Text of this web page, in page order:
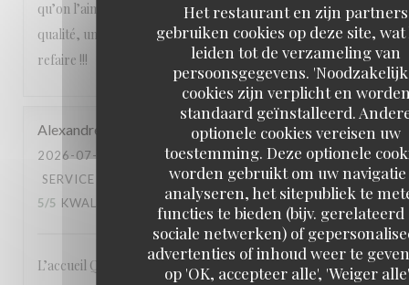
Het restaurant en zijn partners
gebruiken cookies op deze site,
leiden tot de verzameling van
persoonsgegevens.
cookies zijn verplicht en
standaard geïnstalleerd.
optionele cookies vereisen uw
toestemming. Deze optionele
worden gebruikt om uw
analyseren, het sitepubliek te
functies te bieden (bijv. gerelateerd
sociale netwerken) of
advertenties of inhoud weer te
op 'OK, accepteer alle', 'Weiger
qu’on l’aime avec des produits de saison, un service de
qualité, une équipe attentionnée, un cadre magnifique. A
refaire !!!
Alexandre
2026-07-23
- 19:00 - GASTEN 3
SERVICE
ATMOSFEER: 5 /5 KEUKEN :
5/5 KWALITEIT / PRIJS: 5/5
L’accueil Qualité du service Le site: en bord de Seine